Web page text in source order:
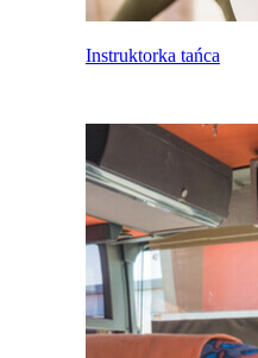
Instruktorka tańca